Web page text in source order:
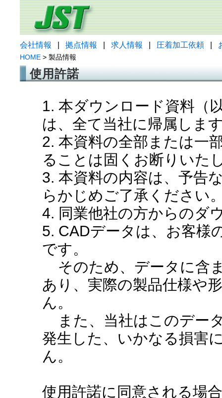
会社情報 拠点情報 求人情報 圧着加工依頼
HOME > 製品情報
使用許諾
1. 本ダウンロード資料（
は、全て当社に帰属しま
2. 本資料の全部または一
ることは固くお断りいた
3. 本資料の内容は、予告
らかじめご了承ください
4. 同業他社の方からのダ
5. CADデータは、お客様
です。
そのため、データに含
あり、実際の製品仕様や
ん。
また、当社はこのデー
発生した、いかなる損害
ん。
使用許諾に同意される場